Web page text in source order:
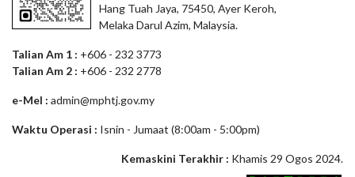
Hang Tuah Jaya, 75450, Ayer Keroh,
Melaka Darul Azim, Malaysia.
Talian Am 1 : +606 - 232 3773
Talian Am 2 : +606 - 232 2778
e-Mel : admin@mphtj.gov.my
Waktu Operasi : Isnin - Jumaat (8:00am - 5:00pm)
Kemaskini Terakhir : Khamis 29 Ogos 2024.